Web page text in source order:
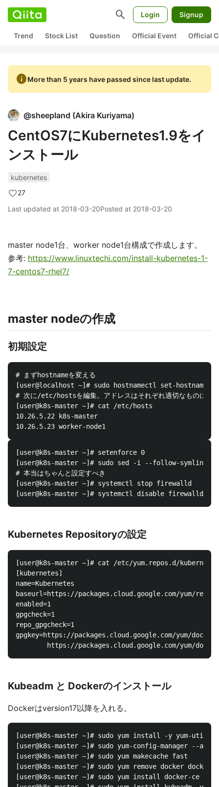
search Login Signup
Trend Stock List Question Official Event Official
infoMore than 5 years have passed since last update.
@sheepland (Akira Kuriyama)
CentOS7にKubernetes1.9をイ
ンストール
kubernetes
27
Last updated at 2018-03-20Posted at 2018-03-20
master node1台、worker node1台構成で作成します。
参考: https://www.linuxtechi.com/install-kubernetes-1-
7-centos7-rhel7/
master nodeの作成
初期設定
# まずhostnameを変える
[user@localhost ~]# sudo hostnamectl set-hostname
# 次に/etc/hostsを編集。アドレスはそれぞれ適切なものに変
[user@k8s-master ~]# cat /etc/hosts
10.26.5.22 k8s-master
[user@k8s-master ~]# setenforce 0
[user@k8s-master ~]# sudo sed -i --follow-symlinks
# 本当はちゃんと設定すべき
[user@k8s-master ~]# systemctl stop firewalld
Kubernetes Repositoryの設定
[user@k8s-master ~]# cat /etc/yum.repos.d/
[kubernetes]
name=Kubernetes
baseurl=https://packages.cloud.google.com/yum/
enabled=1
gpgcheck=1
repo_gpgcheck=1
gpgkey=https://packages.cloud.google.com/yum/doc/
Kubeadm と Dockerのインストール
Dockerはversion17以降を入れる。
[user@k8s-master ~]# sudo yum install -y yum-utils
[user@k8s-master ~]# sudo yum-config-manager --
[user@k8s-master ~]# sudo yum makecache fast
[user@k8s-master ~]# sudo yum remove docker
[user@k8s-master ~]# sudo yum install docker-ce